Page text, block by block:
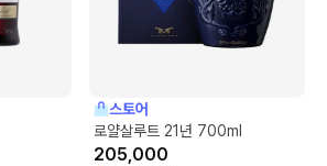
스토어
로얄살루트 21년 700ml
205,000